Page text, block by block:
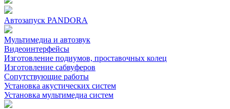
Автозапуск PANDORA
Мультимедиа и автозвук
Видеоинтерфейсы
Изготовление подиумов, проставочных колец
Изготовление сабвуферов
Сопутствующие работы
Установка акустических систем
Установка мультимедиа систем